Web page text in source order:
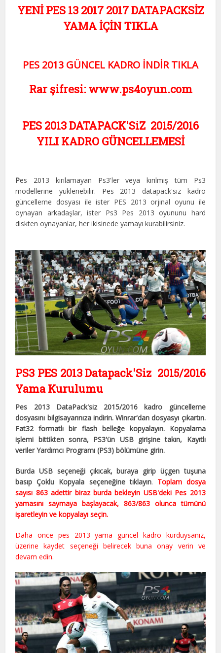
YENİ PES 13 2017 2017 DATAPACKSİZ
YAMA İÇİN TIKLA
PES 2013 GÜNCEL KADRO İNDİR TIKLA
Rar şifresi: www.ps4oyun.com
PES 2013 DATAPACK'SiZ 2015/2016
YILI KADRO GÜNCELLEMESİ
Pes 2013 kırılamayan Ps3'ler veya kırılmış tüm Ps3
modellerine yüklenebilir. Pes 2013 datapack'siz kadro
güncelleme dosyası ile ister PES 2013 orjinal oyunu ile
oynayan arkadaşlar, ister Ps3 Pes 2013 oyununu hard
diskten oynayanlar, her ikisinede yamayı kurabilirsiniz.
PS3 PES 2013 Datapack'Siz 2015/2016
Yama Kurulumu
Pes 2013 DataPack'siz 2015/2016 kadro güncelleme
dosyasını bilgisayarınıza indirin. Winrar'dan dosyasyı çıkartın.
Fat32 formatlı bir flash belleğe kopyalayın. Kopyalama
işlemi bittikten sonra, PS3'ün USB girişine takın, Kayıtlı
veriler Yardımcı Programı (PS3) bölümüne girin.
Burda USB seçeneği çıkıcak, buraya girip üçgen tuşuna
basıp Çoklu Kopyala seçeneğine tıklayın. Toplam dosya
sayısı 863 adettir biraz burda bekleyin USB'deki Pes 2013
yamasını saymaya başlayacak, 863/863 olunca tümünü
işaretleyin ve kopyalayı seçin.
Daha önce pes 2013 yama güncel kadro kurduysanız,
üzerine kaydet seçeneği belirecek buna onay verin ve
devam edin.